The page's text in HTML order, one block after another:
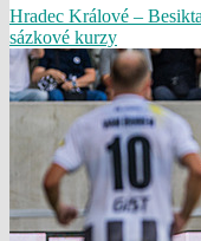
Hradec Králové –
sázkové kurzy